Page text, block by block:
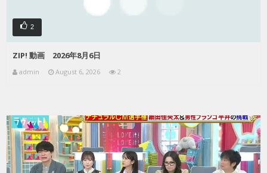
2
ZIP! 動画 2026年8月6日
admin August 6, 2026 2